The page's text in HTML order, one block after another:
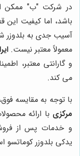
در شرکت "ب" ممکن
باشد، اما کیفیت
آسیب جدی به بلدوزر
معمولاً معتبر نیست.
و گارانتی معتبر،
می کند.
با توجه به مقایسه
مرکزی با ارائه
و خدمات پس از فروش
یدکی بلدوزر کوماتسو